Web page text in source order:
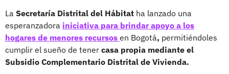
La Secretaría Distrital del Hábitat ha lanzado una
esperanzadora iniciativa para brindar apoyo a los
hogares de menores recursos en Bogotá, permitiéndoles
cumplir el sueño de tener casa propia mediante el
Subsidio Complementario Distrital de Vivienda.